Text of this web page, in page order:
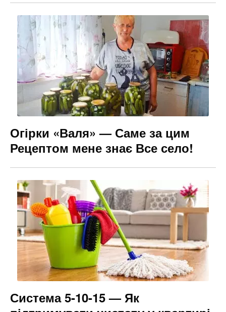
Огірки «Валя» — Саме за цим
Рецептом мене знає Все село!
Система 5-10-15 — Як